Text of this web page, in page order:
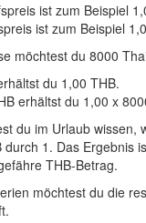
ist zum Beispiel
ist zum Beispiel
möchtest du 8000
du 1,00 THB.
erhältst du 1,00 x
du im Urlaub wissen,
durch 1. Das Ergebnis
THB-Betrag.
möchtest du die